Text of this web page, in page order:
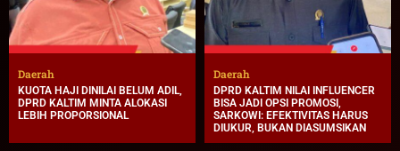
Daerah
KUOTA HAJI DINILAI BELUM ADIL,
DPRD KALTIM MINTA ALOKASI
LEBIH PROPORSIONAL
Daerah
DPRD KALTIM NILAI INFLUENCER
BISA JADI OPSI PROMOSI,
SARKOWI: EFEKTIVITAS HARUS
DIUKUR, BUKAN DIASUMSIKAN